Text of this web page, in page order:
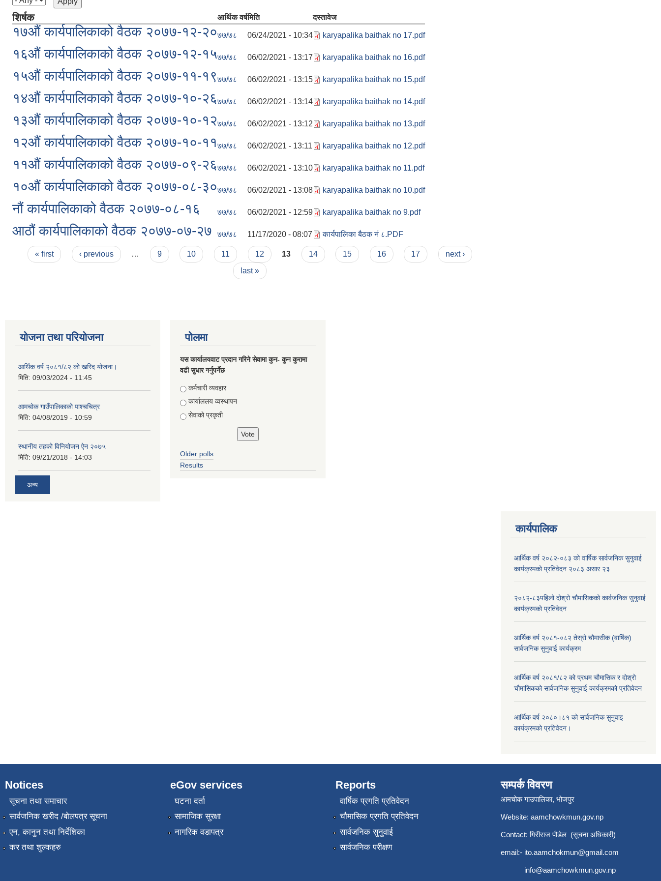
शिर्षक आर्थिक वर्षमिति दस्तावेज
१७औं कार्यपालिकाको वैठक २०७७-१२-२०७७/७८ 06/24/2021 - 10:34 karyapalika baithak no 17.pdf
१६औं कार्यपालिकाको वैठक २०७७-१२-१५७७/७८ 06/02/2021 - 13:17 karyapalika baithak no 16.pdf
१५औं कार्यपालिकाको वैठक २०७७-११-१९७७/७८ 06/02/2021 - 13:15 karyapalika baithak no 15.pdf
१४औं कार्यपालिकाको वैठक २०७७-१०-२६७७/७८ 06/02/2021 - 13:14 karyapalika baithak no 14.pdf
१३औं कार्यपालिकाको वैठक २०७७-१०-१२७७/७८ 06/02/2021 - 13:12 karyapalika baithak no 13.pdf
१२औं कार्यपालिकाको वैठक २०७७-१०-११७७/७८ 06/02/2021 - 13:11 karyapalika baithak no 12.pdf
११औं कार्यपालिकाको वैठक २०७७-०९-२६७७/७८ 06/02/2021 - 13:10 karyapalika baithak no 11.pdf
१०औं कार्यपालिकाको वैठक २०७७-०८-३०७७/७८ 06/02/2021 - 13:08 karyapalika baithak no 10.pdf
नौं कार्यपालिकाको वैठक २०७७-०८-१६ ७७/७८ 06/02/2021 - 12:59 karyapalika baithak no 9.pdf
आठौं कार्यपालिकाको वैठक २०७७-०७-२७ ७७/७८ 11/17/2020 - 08:07 कार्यपालिका बैठक नं ८.PDF
Pages
« first ‹ previous … 9 10 11 12 13 14 15 16 17
next ›
last »
योजना तथा परियोजना
आर्थिक वर्ष २०८१/८२ को खरिद योजना।
मिति: 09/03/2024 - 11:45
आमचोक गाउँपालिकाको पाश्चचित्र
मिति: 04/08/2019 - 10:59
स्थानीय तहको विनियोजन ऐन २०७५
मिति: 09/21/2018 - 14:03
अन्य
पोलमा
यस कार्यालयवाट प्रदान गरिने सेवामा कुन- कुन कुरामा
वढी सुधार गर्नुपर्नेछ
Choices
कर्मचारी व्यवहार
कार्याललय व्वस्थापन
सेवाको प्रकृती
Older polls
Results
कार्यपालिक
आर्थिक वर्ष २०८२-०८३ को वार्षिक सार्वजनिक सुनुवाई
कार्यक्रमको प्रतिवेदन २०८३ असार २३
२०८२-८३पहिलो दोश्रो चौमासिकको कार्वजनिक सुनुवाई
कार्यक्रमको प्रतिवेदन
आर्थिक वर्ष २०८१-०८२ तेस्रो चौमासीक (वार्षिक)
सार्वजनिक सुनुवाई कार्यक्रम
आर्थिक वर्ष २०८१/८२ को प्रथम चौमासिक र दोश्रो
चौमासिकको सार्वजनिक सुनुवाई कार्यक्रमको प्रतिवेदन
आर्थिक वर्ष २०८०।८१ को सार्वजनिक सुनुवाइ
कार्यक्रमको प्रतिवेदन।
Notices
सूचना तथा समाचार
सार्वजनिक खरीद /बोलपत्र सूचना
एन, कानुन तथा निर्देशिका
कर तथा शुल्कहरु
eGov services
घटना दर्ता
सामाजिक सुरक्षा
नागरिक वडापत्र
Reports
वार्षिक प्रगति प्रतिवेदन
चौमासिक प्रगति प्रतिवेदन
सार्वजनिक सुनुवाई
सार्वजनिक परीक्षण
सम्पर्क विवरण
आमचोक गाउपालिका, भोजपुर
Website: aamchowkmun.gov.np
Contact: गिरीराज पौडेल (सूचना अधिकारी)
email:- ito.aamchokmun@gmail.com
info@aamchowkmun.gov.np